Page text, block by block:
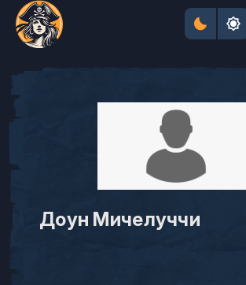
Доун Мичелуччи